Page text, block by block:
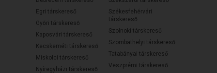
Egri társkereső
Győri társkereső
Kaposvári társkereső
Kecskeméti társkereső
Miskolci társkereső
Nyíregyházi társkereső
Székesfehérvári
társkereső
Szolnoki társkereső
Szombathelyi társkereső
Tatabányai társkereső
Veszprémi társkereső